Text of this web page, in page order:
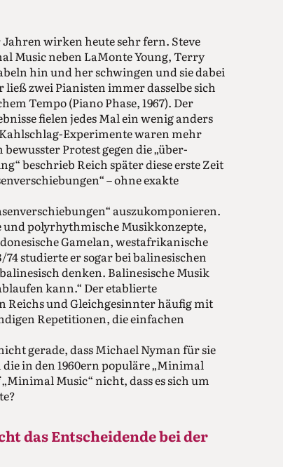
wirken heute sehr fern. Steve
Music neben LaMonte Young, Terry
hin und her schwingen und sie dabei
ließ zwei Pianisten immer dasselbe sich
Tempo (Piano Phase, 1967). Der
fielen jedes Mal ein wenig anders
Experimente waren mehr
Protest gegen die „über-
­beschrieb Reich später diese erste Zeit
– ohne exakte
auszukomponieren.
polyrhythmische Musikkonzepte,
Gamelan, westafrikanische
studierte er sogar bei balinesischen
denken. Balinesische Musik
kann.“ Der etablierte
Reichs und Gleichgesinnter häufig mit
Repetitionen, die einfachen
gerade, dass Michael Nyman für sie
in den 1960ern populäre „Minimal
Music“ nicht, dass es sich um
das Entscheidende bei der